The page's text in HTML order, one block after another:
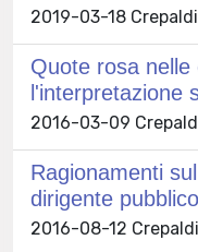
2019-03-18
Quote rosa nelle
l'interpretazione
2016-03-09
Ragionamenti
dirigente pubblico
2016-08-12